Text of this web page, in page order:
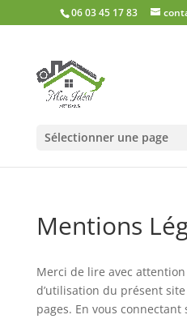
06 03 45 17 83
Sélectionner une page
Mentions
Merci de lire avec
d’utilisation du présent
pages. En vous